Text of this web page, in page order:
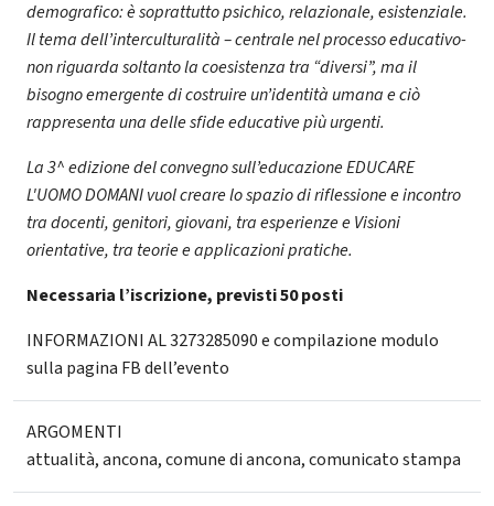
demografico: è soprattutto psichico, relazionale, esistenziale.
Il tema dell’interculturalità – centrale nel processo educativo-
non riguarda soltanto la coesistenza tra “diversi”, ma il
bisogno emergente di costruire un’identità umana e ciò
rappresenta una delle sfide educative più urgenti.
La 3^ edizione del convegno sull’educazione EDUCARE
L'UOMO DOMANI vuol creare lo spazio di riflessione e incontro
tra docenti, genitori, giovani, tra esperienze e Visioni
orientative, tra teorie e applicazioni pratiche.
Necessaria l’iscrizione, previsti 50 posti
INFORMAZIONI AL 3273285090 e compilazione modulo
sulla pagina FB dell’evento
ARGOMENTI
attualità,ancona,comune di ancona,comunicato stampa